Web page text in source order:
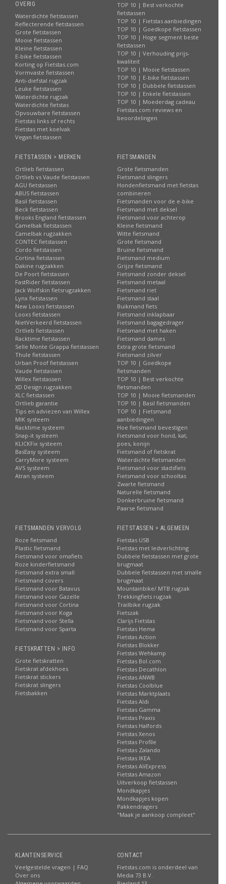
OVERIG
Waterdichte fietstassen
Reflecterende fietstassen
Grote fietstassen
Mooie fietstassen
Kleine fietstassen
E-bike fietstassen
Korting op Fietstas.com
Vormvaste fietstassen
Anti-diefstal rugzak
Leuke fietstassen
Waterdichte rugzak
Waterdichte fietstas
Opvouwbare fietstassen
Fietstas links of rechts
Fietstas met koelvak
Vegan fietstassen
TOP 10 | Best verkochte
fietstassen
TOP 10 | Fietstas aanbiedingen
TOP 10 | Goedkope fietstassen
TOP 10 | Hoge segment beste
fietstassen
TOP 10 | Verhouding prijs-
kwaliteit
TOP 10 | Mooie fietstassen
TOP 10 | E-bike fietstassen
TOP 10 | Dubbele fietstassen
TOP 10 | Enkele fietstassen
TOP 10 | Moederdag cadeau
Fietstas.com reviews en
beoordelingen
FIETSTASSEN > MERKEN
Ortlieb fietstassen
Ortlieb vs Vaude fietstassen
AGU fietstassen
ABUS fietstassen
Basil fietstassen
Beck fietstassen
Brooks England fietstassen
Camelbak fietstassen
Camelbak rugzakken
CONTEC fietstassen
Cordo fietstassen
Cortina fietstassen
Dakine rugzakken
De Poort fietstassen
FastRider fietstassen
Jack Wolfskin fietsrugzakken
Lynx fietstassen
New Looxs fietstassen
Looxs fietstassen
NietVerkeerd fietstassen
Ortlieb fietstassen
Racktime fietstassen
Selle Monte Grappa fietstassen
Thule fietstassen
Urban Proof fietstassen
Vaude fietstassen
Willex fietstassen
XD Design rugzakken
XLC fietstassen
Ortlieb garantie
Tips en adviezen van Willex
MIK systeem
Racktime systeem
Snap-it systeem
KLICKFix systeem
BasEasy systeem
CarryMore systeem
AVS systeem
Atran systeem
FIETSMANDEN
Grote fietsmanden
Fietsmand slingers
Hondenfietsmand met fietstas
combineren
Fietsmanden voor de e-bike
Fietsmand met deksel
Fietsmand voor achterop
Kleine fietsmand
Witte fietsmand
Grote fietsmand
Bruine fietsmand
Fietsmand medium
Grijze fietsmand
Fietsmand zonder deksel
Fietsmand metaal
Fietsmand riet
Fietsmand staal
Buikmand fiets
Fietsmand inklapbaar
Fietsmand bagagedrager
Fietsmand met haken
Fietsmand dames
Extra grote fietsmand
Fietsmand zilver
TOP 10 | Goedkope
fietsmanden
TOP 10 | Best verkochte
fietsmanden
TOP 10 | Mooie fietsmanden
TOP 10 | Basil fietsmanden
TOP 10 | Fietsmand
aanbiedingen
Hoe fietsmand bevestigen
Fietsmand voor hond, kat,
poes, konijn
Fietsmand of fietskrat
Waterdichte fietsmanden
Fietsmand voor stadsfiets
Fietsmand voor schooltas
Zwarte fietsmand
Naturelle fietsmand
Donkerbruine fietsmand
Paarse fietsmand
FIETSMANDEN VERVOLG
Roze fietsmand
Plastic fietsmand
Fietsmand voor omafiets
Roze kinderfietsmand
Fietsmand extra small
Fietsmand covers
Fietsmand voor Batavus
Fietsmand voor Gazelle
Fietsmand voor Cortina
Fietsmand voor Koga
Fietsmand voor Stella
Fietsmand voor Sparta
FIETSKRATTEN > INFO
Grote fietskratten
Fietskrat afdekhoes
Fietskrat stickers
Fietskrat slingers
Fietsbakken
FIETSTASSEN > ALGEMEEN
Fietstas USB
Fietstas met ledverlichting
Dubbele fietstassen met grote
brugmaat
Dubbele fietstassen met smalle
brugmaat
Mountainbike/ MTB rugzak
Trekkingfiets rugzak
Trailbike rugzak
Fietszak
Clarijs Fietstas
Fietstas Hema
Fietstas Action
Fietstas Blokker
Fietstas Wehkamp
Fietstas Bol.com
Fietstas Decathlon
Fietstas ANWB
Fietstas Coolblue
Fietstas Marktplaats
Fietstas Aldi
Fietstas Gamma
Fietstas Praxis
Fietstas Halfords
Fietstas Xenos
Fietstas Profile
Fietstas Zalando
Fietstas IKEA
Fietstas AliExpress
Fietstas Amazon
Uitverkoop fietstassen
Mondkapjes
Mondkapjes kopen
Pakkendragers
"Maak je aankoop compleet"
KLANTENSERVICE
Veelgestelde vragen | FAQ
Over ons
CONTACT
Fietstas.com is onderdeel van
Media 73 B.V.